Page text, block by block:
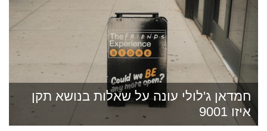
חמדאן ג'לולי עונה על שאלות בנושא תקן
איזו 9001